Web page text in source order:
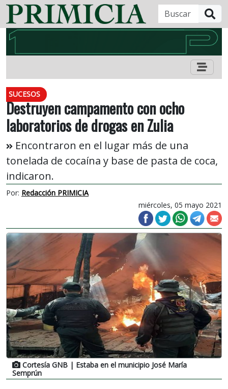
SUCESOS
Destruyen campamento con ocho
laboratorios de drogas en Zulia
Encontraron en el lugar más de una
tonelada de cocaína y base de pasta de coca,
indicaron.
Por: Redacción PRIMICIA
miércoles, 05 mayo 2021
Cortesía GNB | Estaba en el municipio José María
Semprún